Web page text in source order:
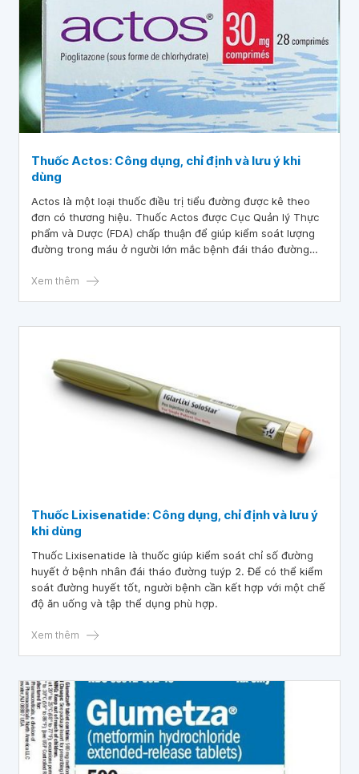
Thuốc Actos: Công dụng, chỉ định và lưu ý khi
dùng
Actos là một loại thuốc điều trị tiểu đường được kê theo
đơn có thương hiệu. Thuốc Actos được Cục Quản lý Thực
phẩm và Dược (FDA) chấp thuận để giúp kiểm soát lượng
đường trong máu ở người lớn mắc bệnh đái tháo đường
bệnh đái tháo đường tuýp 1 và cũng không nên dùng nếu
Xem thêm
Thuốc Lixisenatide: Công dụng, chỉ định và lưu ý
khi dùng
Thuốc Lixisenatide là thuốc giúp kiểm soát chỉ số đường
huyết ở bệnh nhân đái tháo đường tuýp 2. Để có thể kiểm
soát đường huyết tốt, người bệnh cần kết hợp với một chế
độ ăn uống và tập thể dụng phù hợp.
Xem thêm